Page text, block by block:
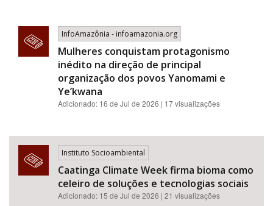
InfoAmazônia - infoamazonia.org
Mulheres conquistam protagonismo
inédito na direção de principal
organização dos povos Yanomami e
Ye’kwana
Adicionado: 16 de Jul de 2026 | 17 visualizações
Instituto Socioambiental
Caatinga Climate Week firma bioma como
celeiro de soluções e tecnologias sociais
Adicionado: 15 de Jul de 2026 | 21 visualizações